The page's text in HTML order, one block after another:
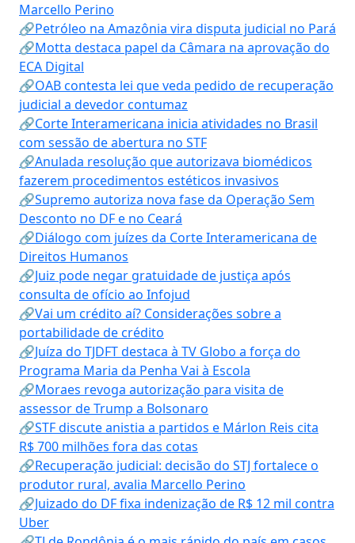
Marcello Perino
🔗Petróleo na Amazônia vira disputa judicial no Pará
🔗Motta destaca papel da Câmara na aprovação do
ECA Digital
🔗OAB contesta lei que veda pedido de recuperação
judicial a devedor contumaz
🔗Corte Interamericana inicia atividades no Brasil
com sessão de abertura no STF
🔗Anulada resolução que autorizava biomédicos
fazerem procedimentos estéticos invasivos
🔗Supremo autoriza nova fase da Operação Sem
Desconto no DF e no Ceará
🔗Diálogo com juízes da Corte Interamericana de
Direitos Humanos
🔗Juiz pode negar gratuidade de justiça após
consulta de ofício ao Infojud
🔗Vai um crédito aí? Considerações sobre a
portabilidade de crédito
🔗Juíza do TJDFT destaca à TV Globo a força do
Programa Maria da Penha Vai à Escola
🔗Moraes revoga autorização para visita de
assessor de Trump a Bolsonaro
🔗STF discute anistia a partidos e Márlon Reis cita
R$ 700 milhões fora das cotas
🔗Recuperação judicial: decisão do STJ fortalece o
produtor rural, avalia Marcello Perino
🔗Juizado do DF fixa indenização de R$ 12 mil contra
Uber